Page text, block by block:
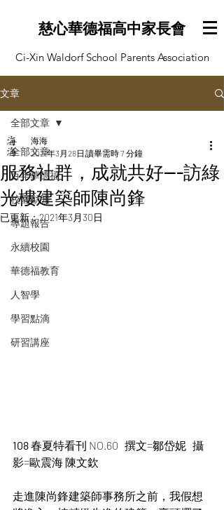
慈心華德福高中家長會
Ci-Xin Waldorf School Parents Association
文章
全部文章
百年華德福
校園動態
專題報告
永續校園
華德福教育
人智學
學習點滴
研習講座
全部文章
服務社群，成就共好---訪綠
光樓建築師陳尚鋒
海海
2021年3月28日 讀畢需時 7 分鐘
已更新：2021年3月30日
108 春夏特看刊 NO.60   撰文=鄒岱妮   攝
影=歐震海 陳文欽
走進陳尚鋒建築師事務所之前，我假想